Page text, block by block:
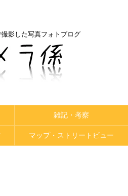
影した写真フォトブログ
雑記・考察
マップ・ストリートビュー